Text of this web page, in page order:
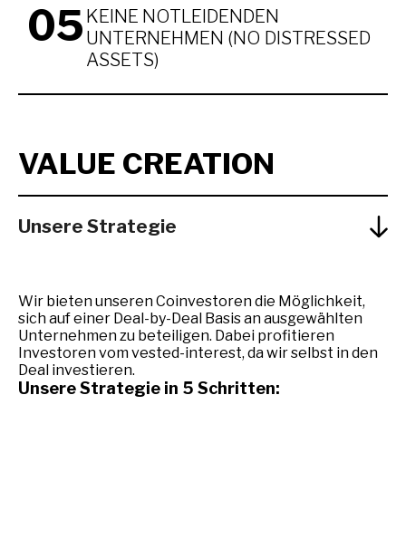
05 KEINE NOTLEIDENDEN
UNTERNEHMEN (NO DISTRESSED
ASSETS)
VALUE CREATION
Unsere Strategie
Wir bieten unseren Coinvestoren die Möglichkeit,
sich auf einer Deal-by-Deal Basis an ausgewählten
Unternehmen zu beteiligen. Dabei profitieren
Investoren vom vested-interest, da wir selbst in den
Deal investieren.
Unsere Strategie in 5 Schritten: